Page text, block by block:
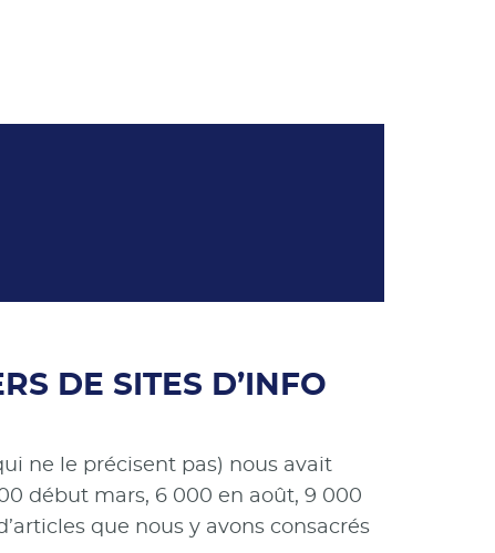
DE SITES D’INFO
ne le précisent pas) nous avait
début mars, 6 000 en août, 9 000
que nous y avons consacrés